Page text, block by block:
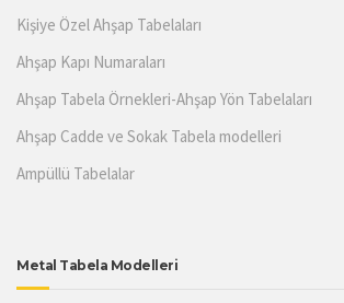
Kişiye Özel Ahşap Tabelaları
Ahşap Kapı Numaraları
Ahşap Tabela Örnekleri-Ahşap Yön Tabelaları
Ahşap Cadde ve Sokak Tabela modelleri
Ampüllü Tabelalar
Metal Tabela Modelleri